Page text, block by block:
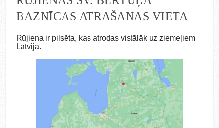
BAZNĪCAS ATRAŠANAS VIETA
Rūjiena ir pilsēta, kas atrodas vistālāk uz ziemeļiem
Latvijā.